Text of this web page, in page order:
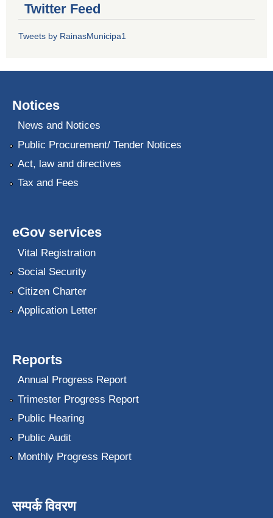
Twitter Feed
Tweets by RainasMunicipa1
Notices
News and Notices
Public Procurement/ Tender Notices
Act, law and directives
Tax and Fees
eGov services
Vital Registration
Social Security
Citizen Charter
Application Letter
Reports
Annual Progress Report
Trimester Progress Report
Public Hearing
Public Audit
Monthly Progress Report
सम्पर्क विवरण